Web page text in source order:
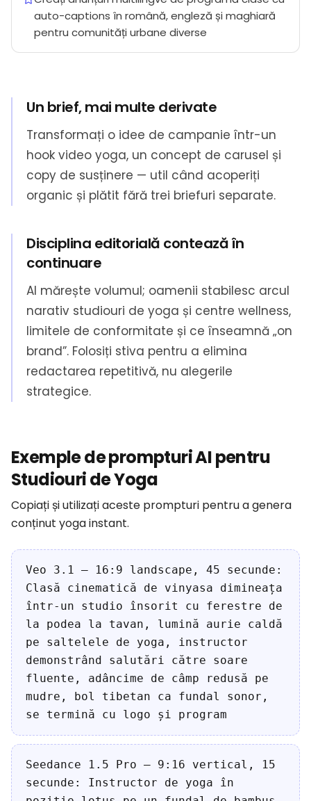
auto-captions în română, engleză și maghiară
pentru comunități urbane diverse
Un brief, mai multe derivate
Transformați o idee de campanie într-un
hook video yoga, un concept de carusel și
copy de susținere — util când acoperiți
organic și plătit fără trei briefuri separate.
Disciplina editorială contează în
continuare
AI mărește volumul; oamenii stabilesc arcul
narativ studiouri de yoga și centre wellness,
limitele de conformitate și ce înseamnă „on
brand”. Folosiți stiva pentru a elimina
redactarea repetitivă, nu alegerile
strategice.
Exemple de prompturi AI pentru
Studiouri de Yoga
Copiați și utilizați aceste prompturi pentru a genera
conținut yoga instant.
Veo 3.1 — 16:9 landscape, 45 secunde:
Clasă cinematică de vinyasa dimineața
într-un studio însorit cu ferestre de
la podea la tavan, lumină aurie caldă
pe saltelele de yoga, instructor
demonstrând salutări către soare
fluente, adâncime de câmp redusă pe
mudre, bol tibetan ca fundal sonor,
se termină cu logo și program
Seedance 1.5 Pro — 9:16 vertical, 15
secunde: Instructor de yoga în